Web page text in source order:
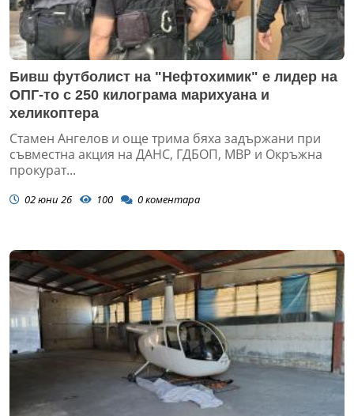
Бивш футболист на "Нефтохимик" е лидер на
ОПГ-то с 250 килограма марихуана и
хеликоптера
Стамен Ангелов и още трима бяха задържани при
съвместна акция на ДАНС, ГДБОП, МВР и Окръжна
прокурат...
02 юни 26 100 0коментара